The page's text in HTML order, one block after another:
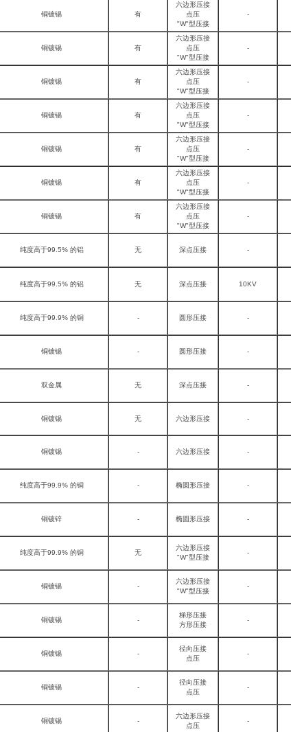
铜镀锡 有
六边形压接
点压
"W"型压接
-
铜镀锡 有
六边形压接
点压
"W"型压接
-
铜镀锡 有
六边形压接
点压
"W"型压接
-
铜镀锡 有
六边形压接
点压
"W"型压接
-
铜镀锡 有
六边形压接
点压
"W"型压接
-
铜镀锡 有
六边形压接
点压
"W"型压接
-
铜镀锡 有
六边形压接
点压
"W"型压接
-
纯度高于99.5% 的铝 无 深点压接 -
纯度高于99.5% 的铝 无 深点压接 10KV
纯度高于99.9% 的铜 - 圆形压接 -
铜镀锡 - 圆形压接 -
双金属 无 深点压接 -
铜镀锡 无 六边形压接 -
铜镀锡 - 六边形压接 -
纯度高于99.9% 的铜 - 椭圆形压接 -
铜镀锌 - 椭圆形压接 -
纯度高于99.9% 的铜 无
六边形压接
"W"型压接
-
铜镀锡 -
六边形压接
"W"型压接
-
铜镀锡 -
梯形压接
方形压接
-
铜镀锡 -
径向压接
点压
-
铜镀锡 -
径向压接
点压
-
铜镀锡 -
六边形压接
点压
-